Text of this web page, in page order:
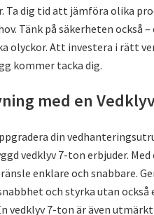
Ta dig tid att jämföra olika
Tänk på säkerheten också
olyckor. Att investera i rätt
kommer tacka dig.
med en
din
vedklyv 7-ton erbjuder.
enklare och snabbare.
och styrka utan
vedklyv 7-ton är även